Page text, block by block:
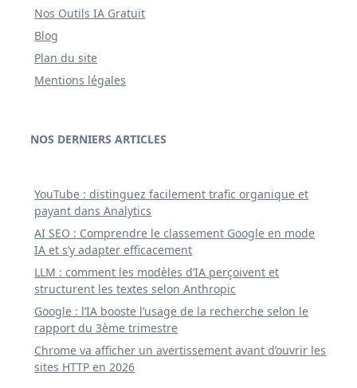
Nos Outils IA Gratuit
Blog
Plan du site
Mentions légales
NOS DERNIERS ARTICLES
YouTube : distinguez facilement trafic organique et
payant dans Analytics
AI SEO : Comprendre le classement Google en mode
IA et s’y adapter efficacement
LLM : comment les modèles d’IA perçoivent et
structurent les textes selon Anthropic
Google : l’IA booste l’usage de la recherche selon le
rapport du 3ème trimestre
Chrome va afficher un avertissement avant d’ouvrir les
sites HTTP en 2026